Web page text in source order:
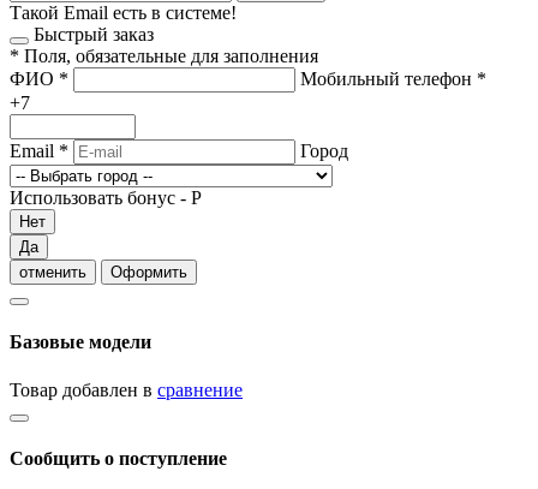
Такой Email есть в системе!
Быстрый заказ
* Поля, обязательные для заполнения
ФИО * Мобильный телефон *
+7
Email * Город
Использовать бонус - Р
Нет
Да
отменить
Оформить
Базовые модели
Товар добавлен в сравнение
Сообщить о поступление